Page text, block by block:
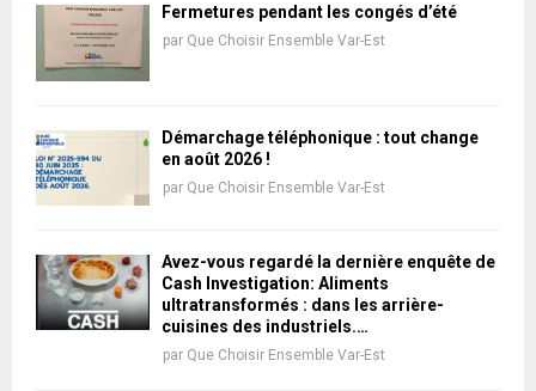
Fermetures pendant les congés d’été
par Que Choisir Ensemble Var-Est
Démarchage téléphonique : tout change
en août 2026 !
par Que Choisir Ensemble Var-Est
Avez-vous regardé la dernière enquête de
Cash Investigation: Aliments
ultratransformés : dans les arrière-
cuisines des industriels.…
par Que Choisir Ensemble Var-Est